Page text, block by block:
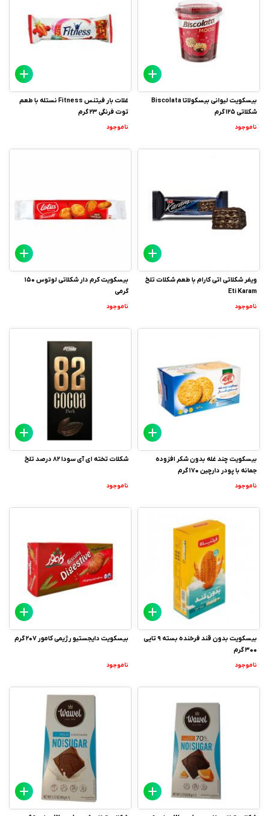
بیسکویت لیوانی بیسکولاتا Biscolata
شکلاتی 125 گرم
ناموجود
غلات بار فیتنس Fitness نستله با طعم
توت فرنگی 23 گرم
ناموجود
ویفر شکلاتی اتی کارام با طعم شکلات تلخ
Eti Karam
ناموجود
بیسکویت کرم دار شکلاتی لوتوس 150
گرمی
ناموجود
بیسکویت چند غله بدون شکر افزوده
جمانه با پودر دارچین 170 گرم
ناموجود
شکلات تخته ای آی سودا 82 درصد تلخ
ناموجود
بیسکویت بدون قند فرخنده بسته 9 تایی
300 گرم
ناموجود
بیسکویت دایجستیو رژیمی کامور 207 گرم
ناموجود